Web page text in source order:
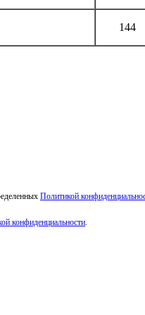
144
Политикой
конфиденциальности.